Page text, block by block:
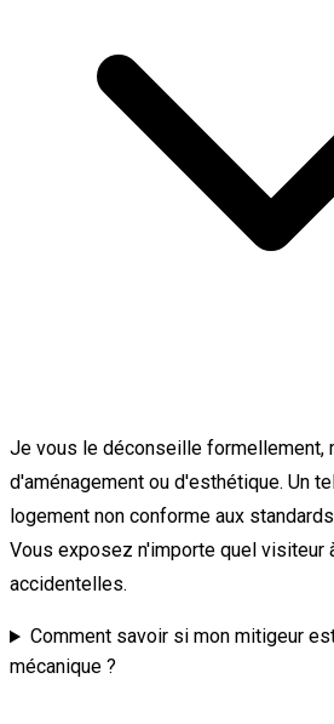
Je vous le déconseille formellement,
d'aménagement ou d'esthétique. Un
logement non conforme aux
Vous exposez n'importe quel visiteur
accidentelles.
Comment savoir si mon mitigeur
mécanique ?